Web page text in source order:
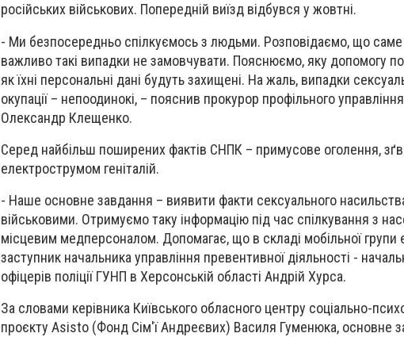
російських військових. Попередній виїзд відбувся у жовтні.
- Ми безпосередньо спілкуємось з людьми. Розповідаємо, що
важливо такі випадки не замовчувати. Пояснюємо, яку допомогу
як їхні персональні дані будуть захищені. На жаль, випадки
окупації – непоодинокі, – пояснив прокурор профільного
Олександр Клещенко.
Серед найбільш поширених фактів СНПК – примусове оголення,
електрострумом геніталій.
- Наше основне завдання – виявити факти сексуального
військовими. Отримуємо таку інформацію під час спілкування з
місцевим медперсоналом. Допомагає, що в складі мобільної групи
заступник начальника управління превентивної діяльності -
офіцерів поліції ГУНП в Херсонській області Андрій Хурса.
За словами керівника Київського обласного центру соціально-
проєкту Asisto (Фонд Сім'ї Андреєвих) Василя Гуменюка, основне